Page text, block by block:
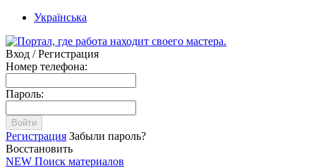
Українська
Вход / Регистрация
Номер телефона:
Пароль:
Войти
Регистрация Забыли пароль?
Восстановить
NEW Поиск материалов